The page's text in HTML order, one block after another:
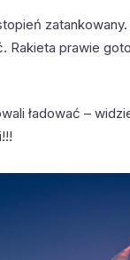
Rakieta prawie
ładować –